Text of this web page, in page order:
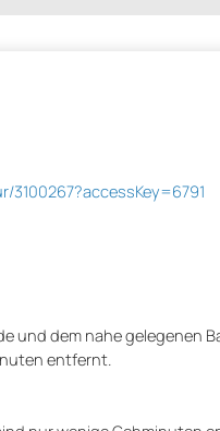
und dem nahe gelegenen
entfernt.